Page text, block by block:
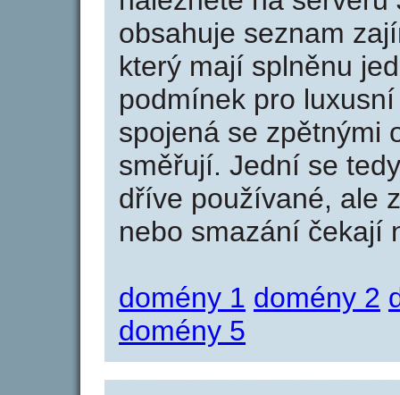
obsahuje seznam
který mají splněnu
podmínek pro
spojená se zpětnými
směřují. Jední se
dříve používané, ale
nebo smazání čekají
domény 1 domény 2
domény 5